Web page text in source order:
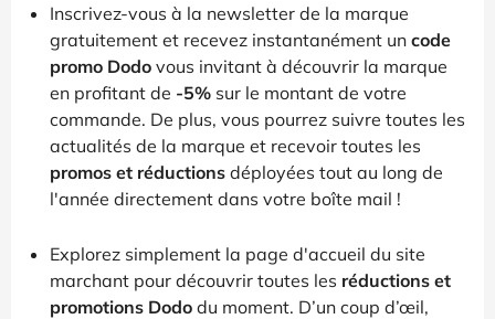
Inscrivez-vous à la newsletter de la marque
gratuitement et recevez instantanément un code
promo Dodo vous invitant à découvrir la marque
en profitant de -5% sur le montant de votre
commande. De plus, vous pourrez suivre toutes les
actualités de la marque et recevoir toutes les
promos et réductions déployées tout au long de
l'année directement dans votre boîte mail !
Explorez simplement la page d'accueil du site
marchant pour découvrir toutes les réductions et
promotions Dodo du moment. D’un coup d’œil,